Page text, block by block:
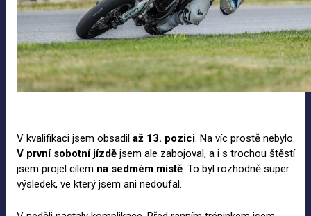
V kvalifikaci jsem obsadil až 13. pozici. Na víc prostě nebylo.
V první sobotní jízdě jsem ale zabojoval, a i s trochou štěstí
jsem projel cílem na sedmém místě. To byl rozhodně super
výsledek, ve který jsem ani nedoufal.